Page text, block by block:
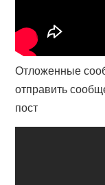
Отложенные
отправить
пост